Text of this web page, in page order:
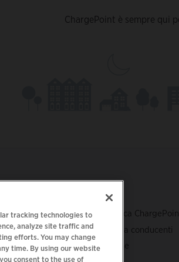
ChargePoint è sempre qui
Assistenza tecnica
Centro assistenza conducenti
Centro protezione
tracking technologies to
analyze site traffic and
efforts. You may change
time. By using our website
consent to the use of